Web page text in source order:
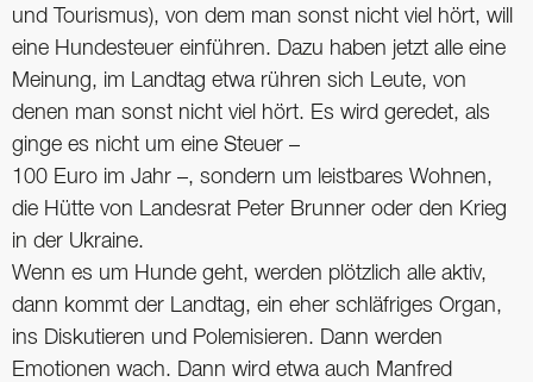
und Tourismus), von dem man sonst nicht viel hört, will
eine Hundesteuer einführen. Dazu haben jetzt alle eine
Meinung, im Landtag etwa rühren sich Leute, von
denen man sonst nicht viel hört. Es wird geredet, als
ginge es nicht um eine Steuer –
100 Euro im Jahr –, sondern um leistbares Wohnen,
die Hütte von Landesrat Peter Brunner oder den Krieg
in der Ukraine.
Wenn es um Hunde geht, werden plötzlich alle aktiv,
dann kommt der Landtag, ein eher schläfriges Organ,
ins Diskutieren und Polemisieren. Dann werden
Emotionen wach. Dann wird etwa auch Manfred